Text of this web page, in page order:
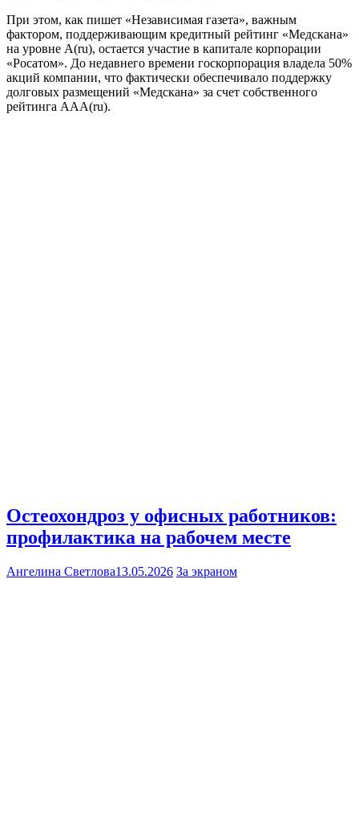
При этом, как пишет «Независимая газета», важным
фактором, поддерживающим кредитный рейтинг «Медскана»
на уровне А(ru), остается участие в капитале корпорации
«Росатом». До недавнего времени госкорпорация владела 50%
акций компании, что фактически обеспечивало поддержку
долговых размещений «Медскана» за счет собственного
рейтинга AAA(ru).
Остеохондроз у офисных работников:
профилактика на рабочем месте
Ангелина Светлова13.05.2026 За экраном